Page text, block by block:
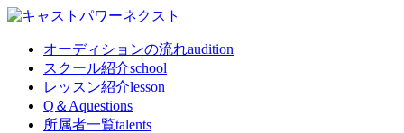
オーディションの流れaudition
スクール紹介school
レッスン紹介lesson
Q＆Aquestions
所属者一覧talents